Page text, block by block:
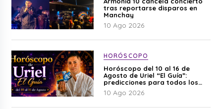
tras reportarse disparos en
Manchay
10 Ago 2026
HORÓSCOPO
Horóscopo del 10 al 16 de
Agosto de Uriel “El Guía”:
predicciones para todos los
signos del zodiaco aquí
10 Ago 2026